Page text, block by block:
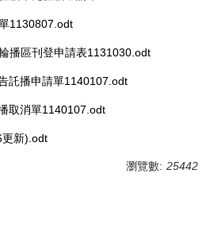
1130807.odt
播區刊登申請表1131030.odt
託播申請單1140107.odt
取消單1140107.odt
新).odt
瀏覽數: 25442